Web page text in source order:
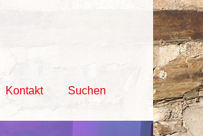
Kontakt Suchen